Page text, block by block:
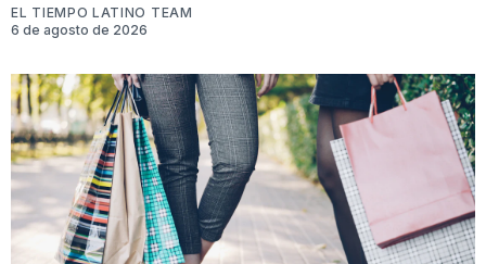
EL TIEMPO LATINO TEAM
6 de agosto de 2026